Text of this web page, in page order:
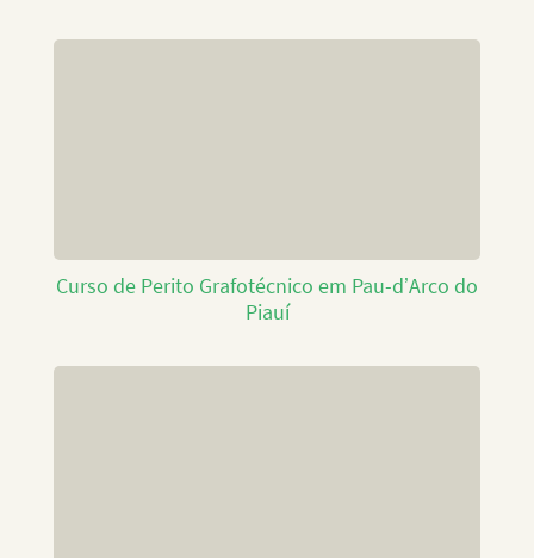
Curso de Perito Grafotécnico em Pau-d’Arco do
Piauí